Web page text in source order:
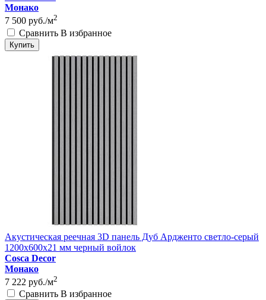
Монако
7 500 руб./м2
Сравнить В избранное
Купить
Акустическая реечная 3D панель Дуб Ардженто светло-серый
1200x600x21 мм черный войлок
Cosca Decor
Монако
7 222 руб./м2
Сравнить В избранное